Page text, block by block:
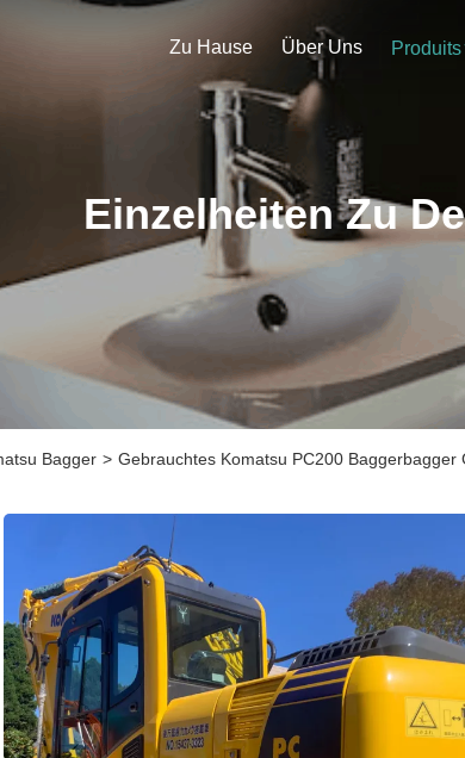
Zu Hause Über Uns Produits
Einzelheiten Zu
Bagger > Gebrauchtes Komatsu PC200